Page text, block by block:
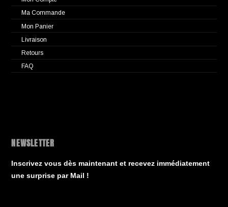
Ma Commande
Mon Panier
Livraison
Retours
FAQ
NEWSLETTER
Inscrivez vous dès maintenant et recevez immédiatement
une surprise par Mail !